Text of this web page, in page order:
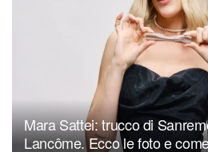
Mara Sattei: trucco di
Lancôme. Ecco le foto e